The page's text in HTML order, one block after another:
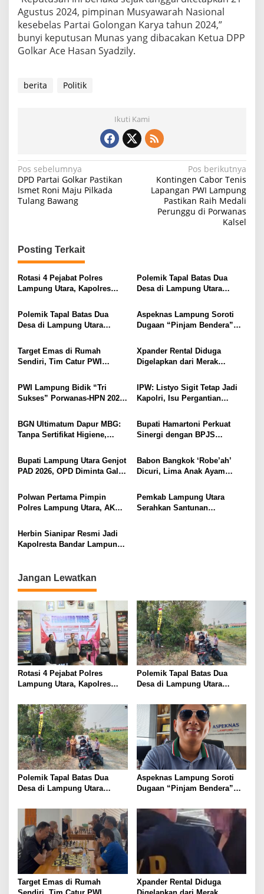
Agustus 2024, pimpinan Musyawarah Nasional
kesebelas Partai Golongan Karya tahun 2024,”
bunyi keputusan Munas yang dibacakan Ketua DPP
Golkar Ace Hasan Syadzily.
berita Politik
Ikuti Kami
N
a
v
a
s
i
o
Pos sebelumnya
DPD Partai Golkar Pastikan
Ismet Roni Maju Pilkada
Tulang Bawang
Pos berikutnya
Kontingen Cabor Tenis
Lapangan PWI Lampung
Pastikan Raih Medali
Perunggu di Porwanas
Kalsel
Posting Terkait
Rotasi 4 Pejabat Polres
Lampung Utara, Kapolres
Pahami Karakter Wilayah dan
Perkuat Pelayanan
Polemik Tapal Batas Dua
Desa di Lampung Utara
Ini Titik Batas yang
Disepakati
Polemik Tapal Batas Dua
Desa di Lampung Utara
Mulang Maya–Curup
Dipasang
Aspeknas Lampung Soroti
Dugaan “Pinjam Bendera”
Pemenang Tender Diminta
Tak Sekadar Lolos
Administrasi
Target Emas di Rumah
Sendiri, Tim Catur PWI
Sekarang
Xpander Rental Diduga
Digelapkan dari Merak
Pengemudinya Prajurit TNI
AL
PWI Lampung Bidik “Tri
Sukses” Porwanas-HPN 2027:
Pariwisata Menggeliat
IPW: Listyo Sigit Tetap Jadi
Kapolri, Isu Pergantian
Kawanan Febrie Adriansyah
BGN Ultimatum Dapur MBG:
Tanpa Sertifikat Higiene,
Bupati Hamartoni Perkuat
Sinergi dengan BPJS
Kesehatan Makin Cepat dan
Mudah
Bupati Lampung Utara Genjot
PAD 2026, OPD Diminta Gali
hingga Optimalkan PBB-P2
Babon Bangkok ‘Robe’ah’
Dicuri, Lima Anak Ayam
Gang Jalaba Kotabumi Heboh
Polwan Pertama Pimpin
Polres Lampung Utara, AKBP
Pedang Pora
Pemkab Lampung Utara
Serahkan Santunan
Herbin Sianipar Resmi Jadi
Kapolresta Bandar Lampung,
Jangan Lewatkan
Rotasi 4 Pejabat Polres
Lampung Utara, Kapolres
Pahami Karakter Wilayah dan
Perkuat Pelayanan
Polemik Tapal Batas Dua
Desa di Lampung Utara
Ini Titik Batas yang
Disepakati
Polemik Tapal Batas Dua
Desa di Lampung Utara
Mulang Maya–Curup
Dipasang
Aspeknas Lampung Soroti
Dugaan “Pinjam Bendera”
Pemenang Tender Diminta
Tak Sekadar Lolos
Administrasi
Target Emas di Rumah
Xpander Rental Diduga